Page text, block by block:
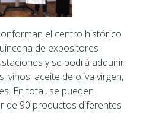
el centro histórico
de expositores
y se podrá adquirir
vinos, aceite de oliva virgen,
En total, se pueden
de 90 productos diferentes